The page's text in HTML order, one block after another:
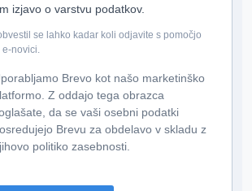
izjavo o varstvu podatkov.
se lahko kadar koli odjavite s pomočjo
e-novici.
Brevo kot našo marketinško
Z oddajo tega obrazca
da se vaši osebni podatki
Brevu za obdelavo v skladu z
politiko zasebnosti.